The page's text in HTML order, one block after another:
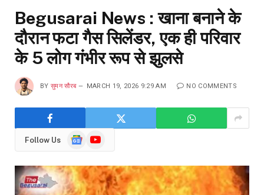
Begusarai News : खाना बनाने के
दौरान फटा गैस सिलेंडर, एक ही परिवार
के 5 लोग गंभीर रूप से झुलसे
BY सुमन सौरब MARCH 19, 2026 9:29 AM NO COMMENTS
Follow Us
GoogleYouTube